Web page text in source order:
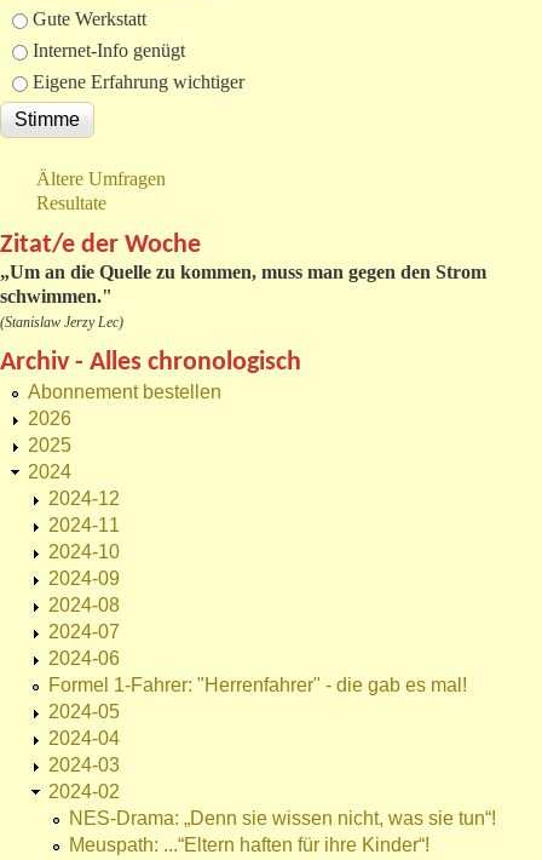
Gute Werkstatt
Internet-Info genügt
Eigene Erfahrung wichtiger
Ältere Umfragen
Resultate
Zitat/e der Woche
„Um an die Quelle zu kommen, muss man gegen den Strom
schwimmen."
(Stanislaw Jerzy Lec)
Archiv - Alles chronologisch
Abonnement bestellen
2026
2025
2024
2024-12
2024-11
2024-10
2024-09
2024-08
2024-07
2024-06
Formel 1-Fahrer: "Herrenfahrer" - die gab es mal!
2024-05
2024-04
2024-03
2024-02
NES-Drama: „Denn sie wissen nicht, was sie tun“!
Meuspath: ...“Eltern haften für ihre Kinder“!